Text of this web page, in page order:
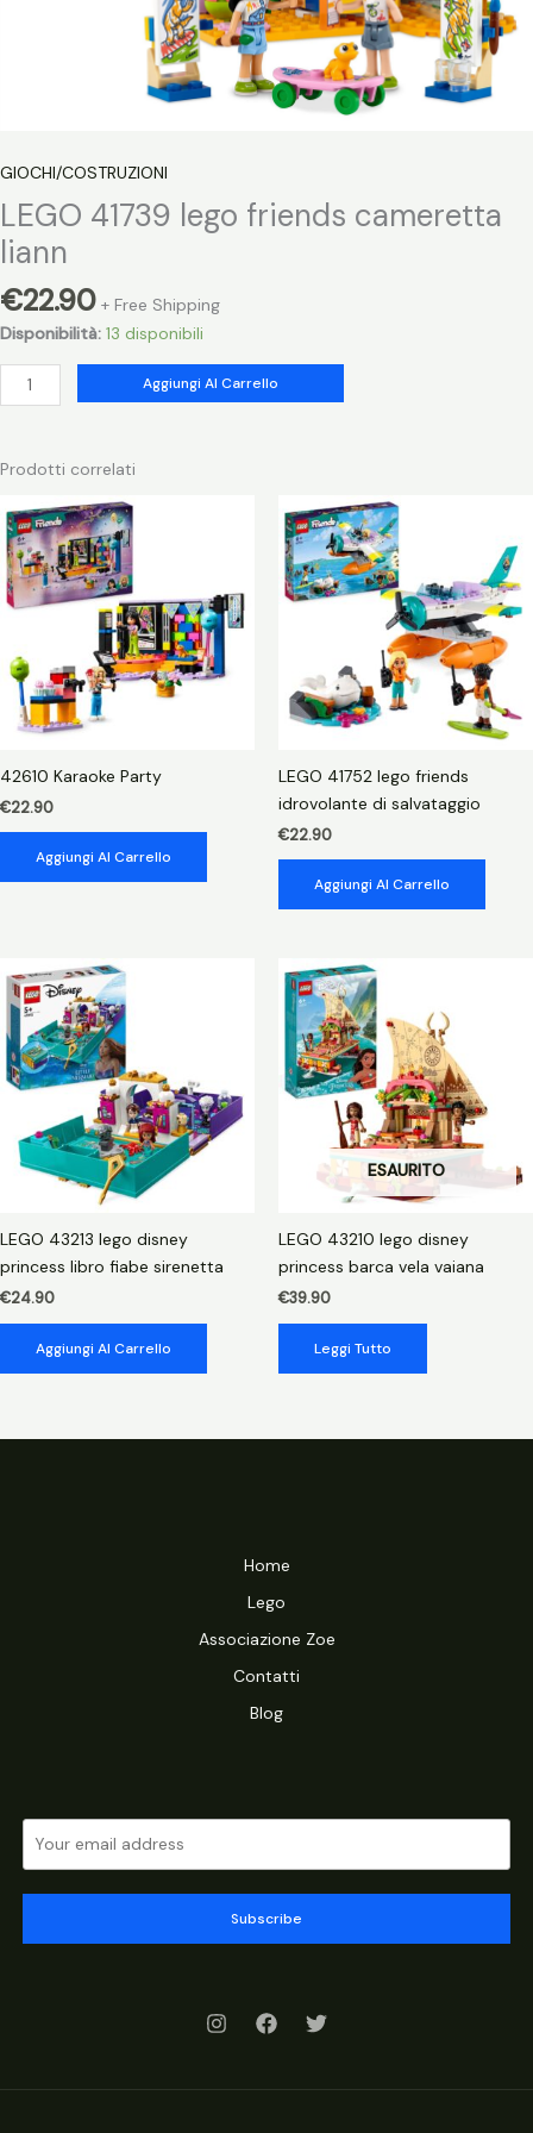
GIOCHI/COSTRUZIONI
LEGO 41739 lego friends cameretta
liann
€22.90 + Free Shipping
Disponibilità: 13 disponibili
LEGO
41739
friends
liann
quantità
Aggiungi Al Carrello
Prodotti correlati
42610 Karaoke Party
€22.90
Aggiungi Al Carrello
LEGO 41752 lego friends
idrovolante di salvataggio
€22.90
Aggiungi Al Carrello
LEGO 43213 lego disney
princess libro fiabe sirenetta
€24.90
Aggiungi Al Carrello
ESAURITO
LEGO 43210 lego disney
princess barca vela vaiana
€39.90
Leggi Tutto
Home
Lego
Associazione Zoe
Contatti
Blog
Subscribe